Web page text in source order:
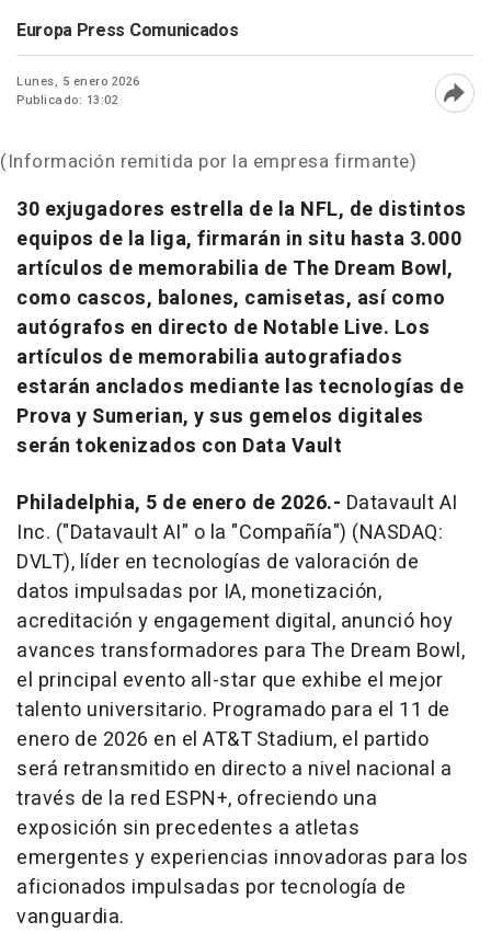
Europa Press Comunicados
Lunes, 5 enero 2026
Publicado: 13:02
(Información remitida por la empresa firmante)
30 exjugadores estrella de la NFL, de distintos
equipos de la liga, firmarán in situ hasta 3.000
artículos de memorabilia de The Dream Bowl,
como cascos, balones, camisetas, así como
autógrafos en directo de Notable Live. Los
artículos de memorabilia autografiados
estarán anclados mediante las tecnologías de
Prova y Sumerian, y sus gemelos digitales
serán tokenizados con Data Vault
Philadelphia, 5 de enero de 2026.- Datavault AI
Inc. ("Datavault AI" o la "Compañía") (NASDAQ:
DVLT), líder en tecnologías de valoración de
datos impulsadas por IA, monetización,
acreditación y engagement digital, anunció hoy
avances transformadores para The Dream Bowl,
el principal evento all-star que exhibe el mejor
talento universitario. Programado para el 11 de
enero de 2026 en el AT&T Stadium, el partido
será retransmitido en directo a nivel nacional a
través de la red ESPN+, ofreciendo una
exposición sin precedentes a atletas
emergentes y experiencias innovadoras para los
aficionados impulsadas por tecnología de
vanguardia.